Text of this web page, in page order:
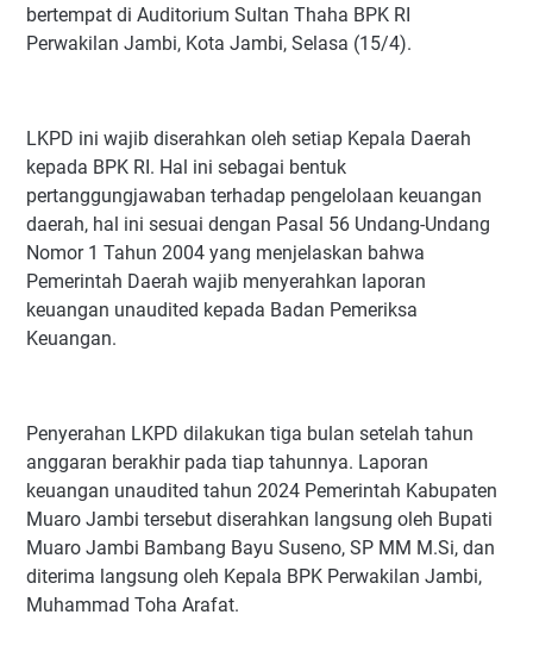
bertempat di Auditorium Sultan Thaha BPK RI
Perwakilan Jambi, Kota Jambi, Selasa (15/4).
LKPD ini wajib diserahkan oleh setiap Kepala Daerah
kepada BPK RI. Hal ini sebagai bentuk
pertanggungjawaban terhadap pengelolaan keuangan
daerah, hal ini sesuai dengan Pasal 56 Undang-Undang
Nomor 1 Tahun 2004 yang menjelaskan bahwa
Pemerintah Daerah wajib menyerahkan laporan
keuangan unaudited kepada Badan Pemeriksa
Keuangan.
Penyerahan LKPD dilakukan tiga bulan setelah tahun
anggaran berakhir pada tiap tahunnya. Laporan
keuangan unaudited tahun 2024 Pemerintah Kabupaten
Muaro Jambi tersebut diserahkan langsung oleh Bupati
Muaro Jambi Bambang Bayu Suseno, SP MM M.Si, dan
diterima langsung oleh Kepala BPK Perwakilan Jambi,
Muhammad Toha Arafat.